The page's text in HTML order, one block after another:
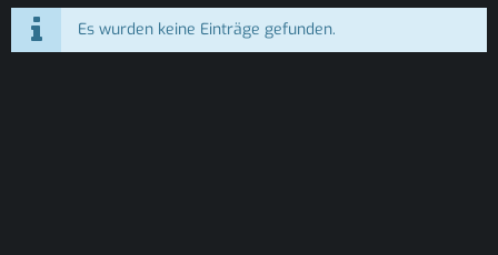
Es wurden keine Einträge gefunden.